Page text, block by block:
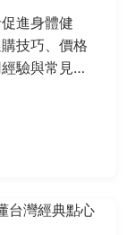
進身體健
技巧、價格
驗與常見問
佳選擇。